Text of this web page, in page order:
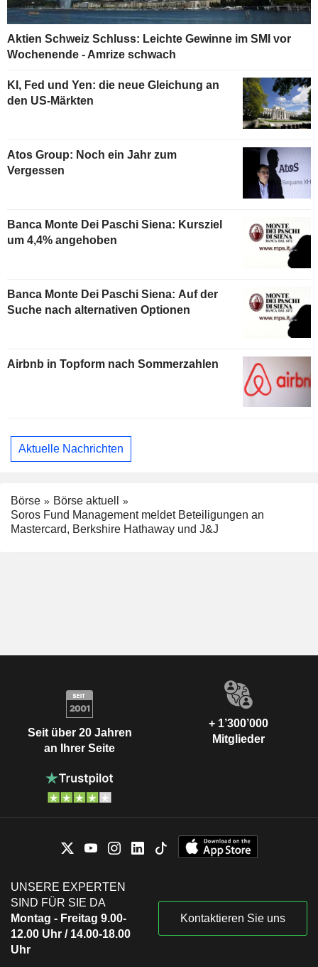
Aktien Schweiz Schluss: Leichte Gewinne im SMI vor
Wochenende - Amrize schwach
KI, Fed und Yen: die neue Gleichung an
den US-Märkten
Atos Group: Noch ein Jahr zum
Vergessen
Banca Monte Dei Paschi Siena: Kursziel
um 4,4% angehoben
Banca Monte Dei Paschi Siena: Auf der
Suche nach alternativen Optionen
Airbnb in Topform nach Sommerzahlen
Aktuelle Nachrichten
Börse
Börse aktuell
Soros Fund Management meldet Beteiligungen an
Mastercard, Berkshire Hathaway und J&J
Seit über 20 Jahren
an Ihrer Seite
+ 1’300’000
Mitglieder
UNSERE EXPERTEN
SIND FÜR SIE DA
Montag - Freitag 9.00-
12.00 Uhr / 14.00-18.00
Uhr
Kontaktieren Sie uns